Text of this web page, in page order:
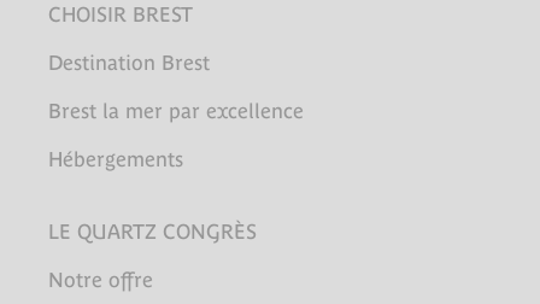
CHOISIR BREST
Destination Brest
Brest la mer par excellence
Hébergements
LE QUARTZ CONGRÈS
Notre offre